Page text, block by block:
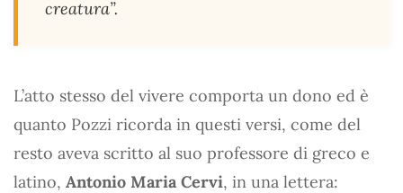
creatura”.
L’atto stesso del vivere comporta un dono ed è
quanto Pozzi ricorda in questi versi, come del
resto aveva scritto al suo professore di greco e
latino, Antonio Maria Cervi, in una lettera: